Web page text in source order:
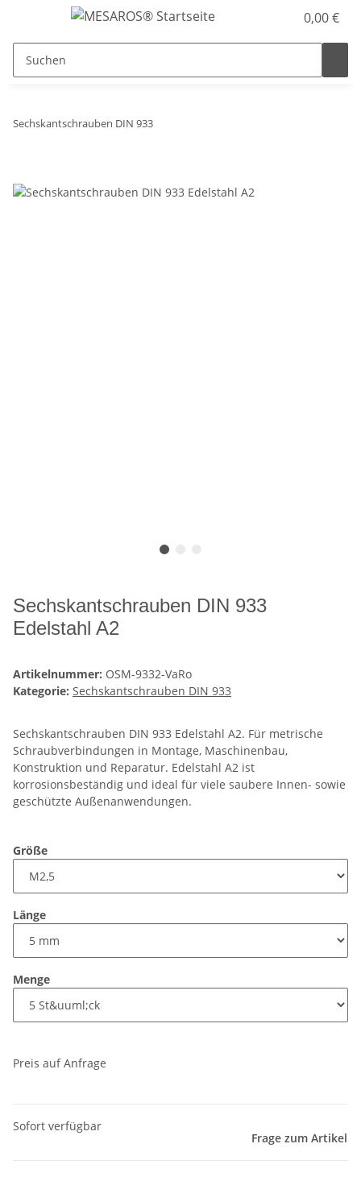
0,00 €
Sechskantschrauben DIN 933
Sechskantschrauben DIN 933
Edelstahl A2
Artikelnummer: OSM-9332-VaRo
Kategorie: Sechskantschrauben DIN 933
Sechskantschrauben DIN 933 Edelstahl A2. Für metrische
Schraubverbindungen in Montage, Maschinenbau,
Konstruktion und Reparatur. Edelstahl A2 ist
korrosionsbeständig und ideal für viele saubere Innen- sowie
geschützte Außenanwendungen.
Größe
Länge
Menge
Preis auf Anfrage
Sofort verfügbar
Frage zum Artikel